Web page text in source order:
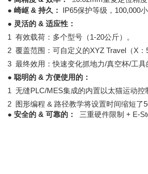
● 崎岖 & 持久： IP65保护等级，100,000
● 灵活的 & 适应性：
1 有效载荷：多个型号（1-20公斤）。
2 覆盖范围：可自定义的XYZ Travel（X
3 最终效用：快速变化抓地力/真空杯/工具
● 聪明的 & 方便使用的：
1 无缝PLC/MES集成的内置以太猫运动控
2 图形编程 & 路径教学将设置时间缩短了
● 安全的 & 可靠的： 三重硬件限制 + E-